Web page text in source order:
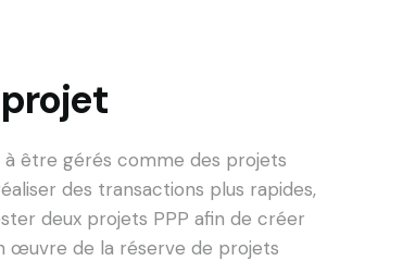
à être gérés comme des projets
des transactions plus rapides,
deux projets PPP afin de créer
œuvre de la réserve de projets